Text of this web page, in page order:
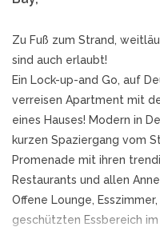
Zu Fuß zum Strand,
sind auch erlaubt!
Ein Lock-up-and Go, auf
verreisen Apartment mit
eines Hauses! Modern in
kurzen Spaziergang vom
Promenade mit ihren
Restaurants und allen
Offene Lounge,
geschützten Essbereich